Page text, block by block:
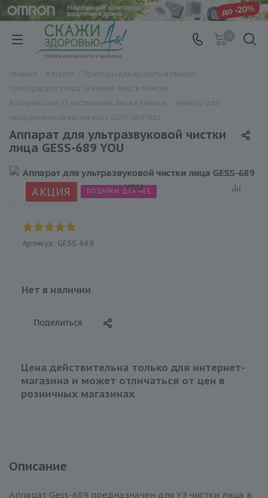
Аппарат для ультразвуковой чистки
лица GESS-689 YOU
АКЦИЯ ПОДАРКИ ДЛЯ НЕЕ
Артикул: GESS-689
Нет в наличии
Поделиться
Цена действительна только для интернет-
магазина и может отличаться от цен в
розничных магазинах
Описание
Аппарат Gess-689 предназначен для УЗ чистки лица в